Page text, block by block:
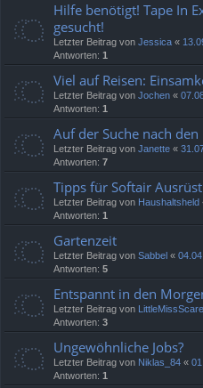
Hilfe benötigt! Tape In
gesucht!
Letzter Beitrag von Jessica «
Antworten: 1
Viel auf Reisen:
Letzter Beitrag von Jochen «
Antworten: 1
Auf der Suche nach
Letzter Beitrag von Janette «
Antworten: 7
Tipps für Softair
Letzter Beitrag von Haushaltsheld
Antworten: 1
Gartenzeit
Letzter Beitrag von Sabbel «
Antworten: 5
Entspannt in den
Letzter Beitrag von
Antworten: 3
Ungewöhnliche Jobs?
Letzter Beitrag von Niklas_84 «
Antworten: 1